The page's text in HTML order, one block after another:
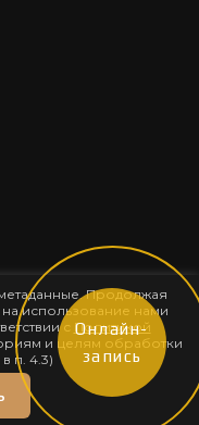
Онлайн-
запись
Продолжая
использование нами
с Политикой
и целям обработки
п. 4.3)